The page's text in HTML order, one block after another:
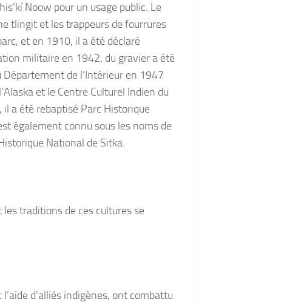
Noow pour un usage public. Le
tlingit et les trappeurs de fourrures
et en 1910, il a été déclaré
militaire en 1942, du gravier a été
de l’Intérieur en 1947
et le Centre Culturel Indien du
a été rebaptisé Parc Historique
également connu sous les noms de
National de Sitka.
traditions de ces cultures se
d’alliés indigènes, ont combattu